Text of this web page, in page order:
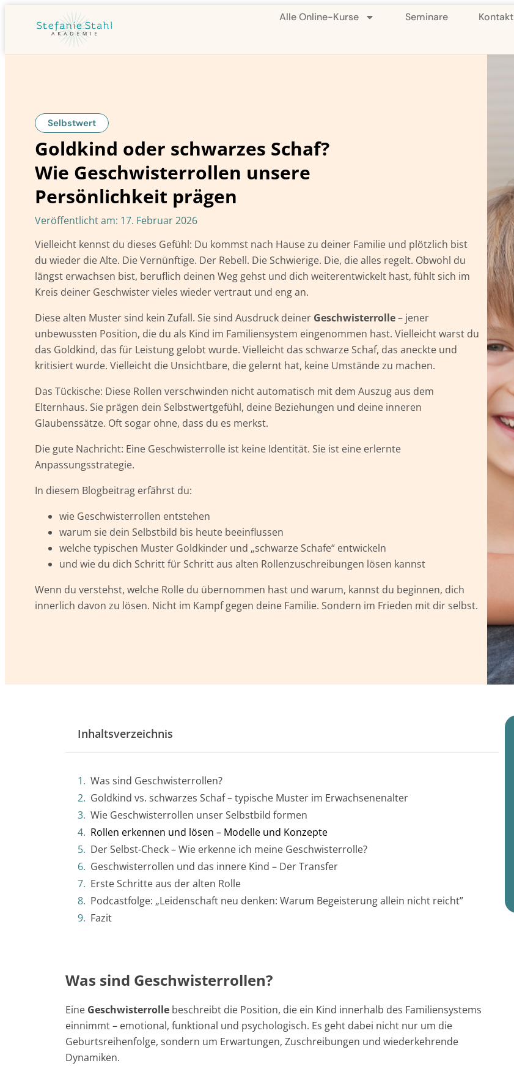
Alle Online-Kurse Seminare Kontakt
Selbstwert
Goldkind oder schwarzes Schaf?
Wie Geschwisterrollen unsere
Persönlichkeit prägen
Veröffentlicht am: 17. Februar 2026
Vielleicht kennst du dieses Gefühl: Du kommst nach Hause zu deiner Familie und plötzlich bist
du wieder die Alte. Die Vernünftige. Der Rebell. Die Schwierige. Die, die alles regelt. Obwohl du
längst erwachsen bist, beruflich deinen Weg gehst und dich weiterentwickelt hast, fühlt sich im
Kreis deiner Geschwister vieles wieder vertraut und eng an.
Diese alten Muster sind kein Zufall. Sie sind Ausdruck deiner Geschwisterrolle– jener
unbewussten Position, die du als Kind im Familiensystem eingenommen hast. Vielleicht warst du
das Goldkind, das für Leistung gelobt wurde. Vielleicht das schwarze Schaf, das aneckte und
kritisiert wurde. Vielleicht die Unsichtbare, die gelernt hat, keine Umstände zu machen.
Das Tückische: Diese Rollen verschwinden nicht automatisch mit dem Auszug aus dem
Elternhaus. Sie prägen dein Selbstwertgefühl, deine Beziehungen und deine inneren
Glaubenssätze. Oft sogar ohne, dass du es merkst.
Die gute Nachricht: Eine Geschwisterrolle ist keine Identität. Sie ist eine erlernte
Anpassungsstrategie.
In diesem Blogbeitrag erfährst du:
wie Geschwisterrollen entstehen
warum sie dein Selbstbild bis heute beeinflussen
welche typischen Muster Goldkinder und „schwarze Schafe“ entwickeln
und wie du dich Schritt für Schritt aus alten Rollenzuschreibungen lösen kannst
Wenn du verstehst, welche Rolle du übernommen hast und warum, kannst du beginnen, dich
innerlich davon zu lösen. Nicht im Kampf gegen deine Familie. Sondern im Frieden mit dir selbst.
Inhaltsverzeichnis
Was sind Geschwisterrollen?
Goldkind vs. schwarzes Schaf – typische Muster im Erwachsenenalter
Wie Geschwisterrollen unser Selbstbild formen
Rollen erkennen und lösen – Modelle und Konzepte
Der Selbst-Check – Wie erkenne ich meine Geschwisterrolle?
Geschwisterrollen und das innere Kind – Der Transfer
Erste Schritte aus der alten Rolle
Podcastfolge: „Leidenschaft neu denken: Warum Begeisterung allein nicht reicht”
Fazit
Was sind Geschwisterrollen?
Eine Geschwisterrolle beschreibt die Position, die ein Kind innerhalb des Familiensystems
einnimmt – emotional, funktional und psychologisch. Es geht dabei nicht nur um die
Geburtsreihenfolge, sondern um Erwartungen, Zuschreibungen und wiederkehrende
Dynamiken.